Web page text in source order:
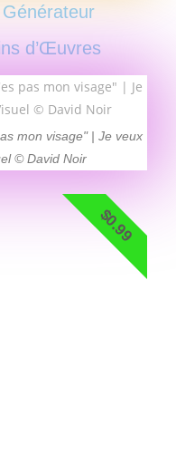
d’Œuvres
mon visage" | Je veux
© David Noir
$0.99